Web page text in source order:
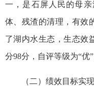
一，是石屏人民的母
体、残渣的清理，有效
了湖内水生态，生态效
分98分，自评等级为“优”
（二）绩效目标实